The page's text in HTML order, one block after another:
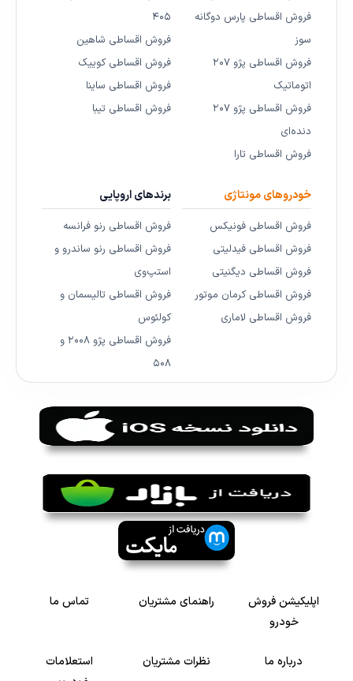
فروش اقساطی پارس دوگانه
سوز
فروش اقساطی پژو ۲۰۷
اتوماتیک
فروش اقساطی پژو ۲۰۷
دنده‌ای
فروش اقساطی تارا
۴۰۵
فروش اقساطی شاهین
فروش اقساطی کوییک
فروش اقساطی ساینا
فروش اقساطی تیبا
خودروهای مونتاژی
فروش اقساطی فونیکس
فروش اقساطی فیدلیتی
فروش اقساطی دیگنیتی
فروش اقساطی کرمان موتور
فروش اقساطی لاماری
برندهای اروپایی
فروش اقساطی رنو فرانسه
فروش اقساطی رنو ساندرو و
استپ‌وی
فروش اقساطی تالیسمان و
کولئوس
فروش اقساطی پژو ۲۰۰۸ و
۵۰۸
اپلیکیشن فروش
خودرو
راهنمای مشتریان تماس ما
درباره ما نظرات مشتریان
استعلامات